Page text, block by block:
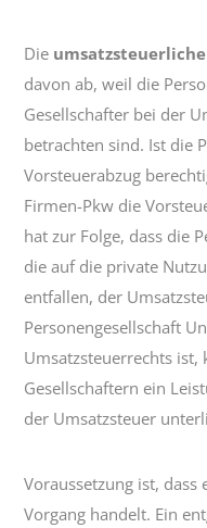
Die umsatzsteuerliche
davon ab, weil die
Gesellschafter bei der
betrachten sind. Ist die
Vorsteuerabzug
Firmen-Pkw die
hat zur Folge, dass die
die auf die private
entfallen, der
Personengesellschaft
Umsatzsteuerrechts
Gesellschaftern ein
der Umsatzsteuer
Voraussetzung ist, dass
Vorgang handelt. Ein